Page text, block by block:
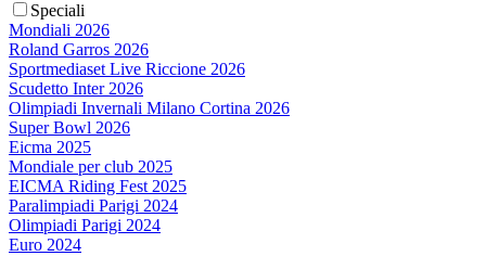
Speciali
Mondiali 2026
Roland Garros 2026
Sportmediaset Live Riccione 2026
Scudetto Inter 2026
Olimpiadi Invernali Milano Cortina 2026
Super Bowl 2026
Eicma 2025
Mondiale per club 2025
EICMA Riding Fest 2025
Paralimpiadi Parigi 2024
Olimpiadi Parigi 2024
Euro 2024